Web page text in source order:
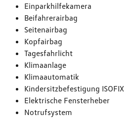
Einparkhilfekamera
Beifahrerairbag
Seitenairbag
Kopfairbag
Tagesfahrlicht
Klimaanlage
Klimaautomatik
Kindersitzbefestigung ISOFIX
Elektrische Fensterheber
Notrufsystem